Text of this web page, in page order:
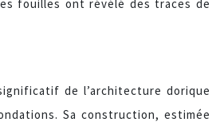
fouilles ont révélé des traces de
de l’architecture dorique
Sa construction, estimée